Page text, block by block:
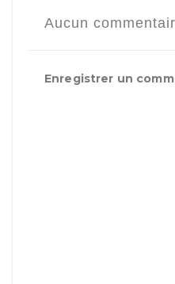
Aucun
Enregistrer un